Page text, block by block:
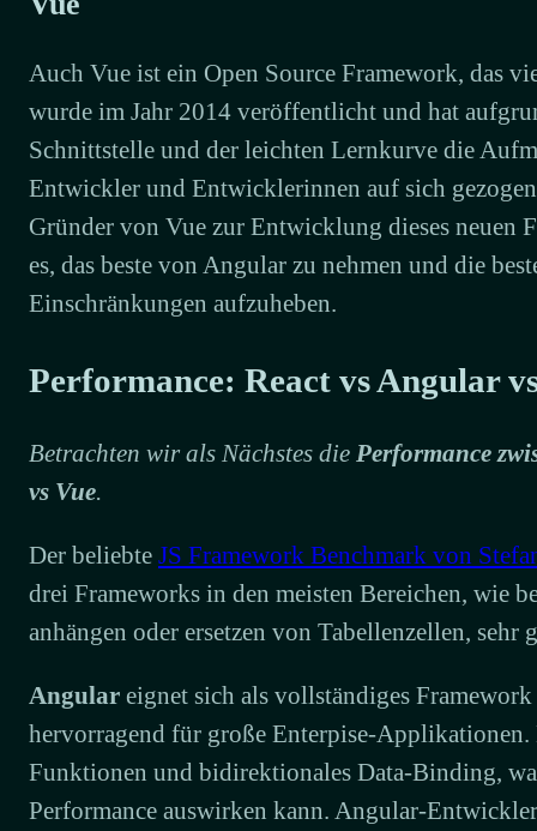
Auch Vue ist ein Open Source Framework, das
wurde im Jahr 2014 veröffentlicht und hat
Schnittstelle und der leichten Lernkurve die
Entwickler und Entwicklerinnen auf sich
Gründer von Vue zur Entwicklung dieses neuen
es, das beste von Angular zu nehmen und die
Einschränkungen aufzuheben.
Performance: React vs Angular
Betrachten wir als Nächstes die Performance
vs Vue.
Der beliebte JS Framework Benchmark von
drei Frameworks in den meisten Bereichen, wie
anhängen oder ersetzen von Tabellenzellen, sehr
Angular eignet sich als vollständiges
hervorragend für große Enterpise-Applikationen.
Funktionen und bidirektionales Data-Binding,
Performance auswirken kann. Angular-